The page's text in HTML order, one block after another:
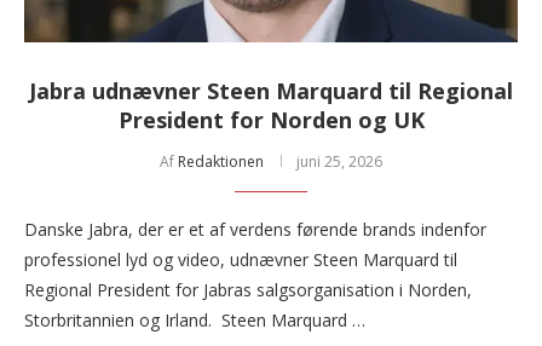
Jabra udnævner Steen Marquard til Regional
President for Norden og UK
Af Redaktionen juni 25, 2026
Danske Jabra, der er et af verdens førende brands indenfor
professionel lyd og video, udnævner Steen Marquard til
Regional President for Jabras salgsorganisation i Norden,
Storbritannien og Irland. Steen Marquard …